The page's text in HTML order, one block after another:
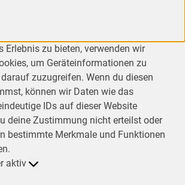
Erlebnis zu bieten, verwenden wir
um Geräteinformationen zu
zuzugreifen. Wenn du diesen
können wir Daten wie das
IDs auf dieser Website
deine Zustimmung nicht erteilst oder
bestimmte Merkmale und Funktionen
aktiv